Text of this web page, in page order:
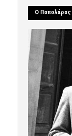
Ο Ποπολάρος